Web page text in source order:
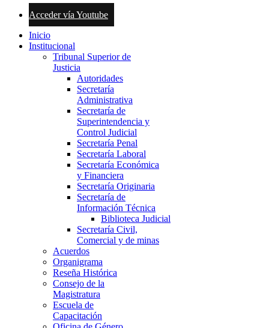
Acceder vía Youtube
Inicio
Institucional
Tribunal Superior de
Justicia
Autoridades
Secretaría
Administrativa
Secretaría de
Superintendencia y
Control Judicial
Secretaría Penal
Secretaría Laboral
Secretaría Económica
y Financiera
Secretaría Originaria
Secretaría de
Información Técnica
Biblioteca Judicial
Secretaría Civil,
Comercial y de minas
Acuerdos
Organigrama
Reseña Histórica
Consejo de la
Magistratura
Escuela de
Capacitación